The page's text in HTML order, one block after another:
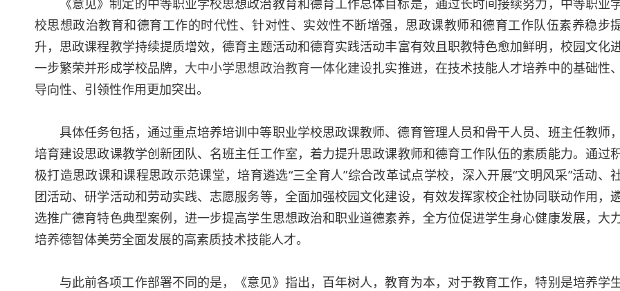
《意见》制定的中等职业学校思想政治教育和德育工作总体目标是，通过长时间接续努力，中等职业
校思想政治教育和德育工作的时代性、针对性、实效性不断增强，思政课教师和德育工作队伍素养稳步
升，思政课程教学持续提质增效，德育主题活动和德育实践活动丰富有效且职教特色愈加鲜明，校园文化
一步繁荣并形成学校品牌， 大中小学思想政治教育一体化建设扎实推进，在技术技能人才培养中的基础性、
导向性、引领性作用更加突出。
具体任务包括，通过重点培养培训中等职业学校思政课教师、德育管理人员和骨干人员、班主任教师，
培育建设思政课教学创新团队、名班主任工作室，着力提升思政课教师和德育工作队伍的素质能力。通过
极打造思政课和课程思政示范课堂，培育遴选“三全育人”综合改革试点学校，深入开展“文明风采”活动、
团活动、研学活动和劳动实践、志愿服务等，全面加强校园文化建设，有效发挥家校企社协同联动作用，
选推广德育特色典型案例，进一步提高学生思想政治和职业道德素养，全方位促进学生身心健康发展，大
培养德智体美劳全面发展的高素质技术技能人才。
与此前各项工作部署不同的是，《意见》指出，百年树人，教育为本，对于教育工作，特别是培养学